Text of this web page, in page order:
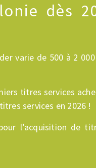
dès
varie de 500 à 2
titres services
services en 2026 !
l’acquisition de